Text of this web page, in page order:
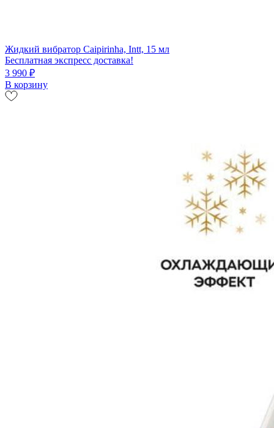
Жидкий вибратор Caipirinha, Intt, 15 мл
Бесплатная экспресс доставка!
3 990 ₽
В корзину